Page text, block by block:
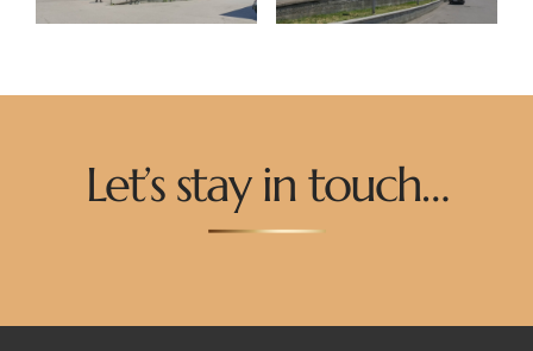
Let’s stay in touch…